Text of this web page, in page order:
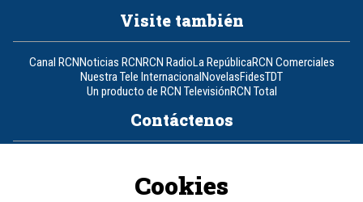
Visite también
Canal RCNNoticias RCNRCN RadioLa RepúblicaRCN Comerciales
Nuestra Tele InternacionalNovelasFidesTDT
Un producto de RCN TelevisiónRCN Total
Contáctenos
Cookies